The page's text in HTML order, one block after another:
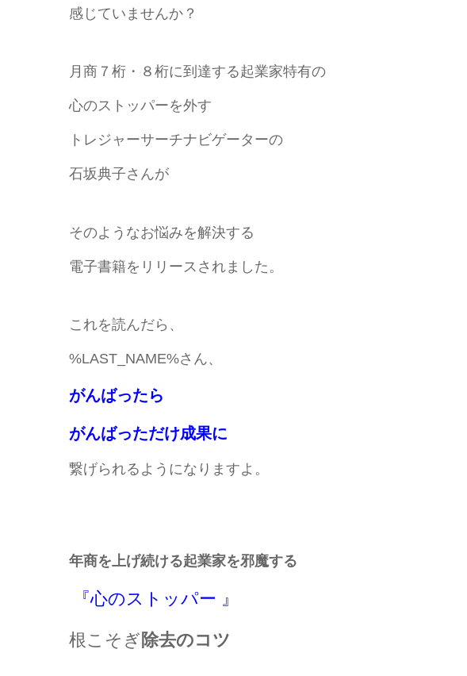
感じていませんか？
月商７桁・８桁に到達する起業家特有の
心のストッパーを外す
トレジャーサーチナビゲーターの
石坂典子さんが
そのようなお悩みを解決する
電子書籍をリリースされました。
これを読んだら、
%LAST_NAME%さん、
がんばったら
がんばっただけ成果に
繋げられるようになりますよ。
年商を上げ続ける起業家を邪魔する
『⼼のストッパー 』
根こそぎ 除去のコツ